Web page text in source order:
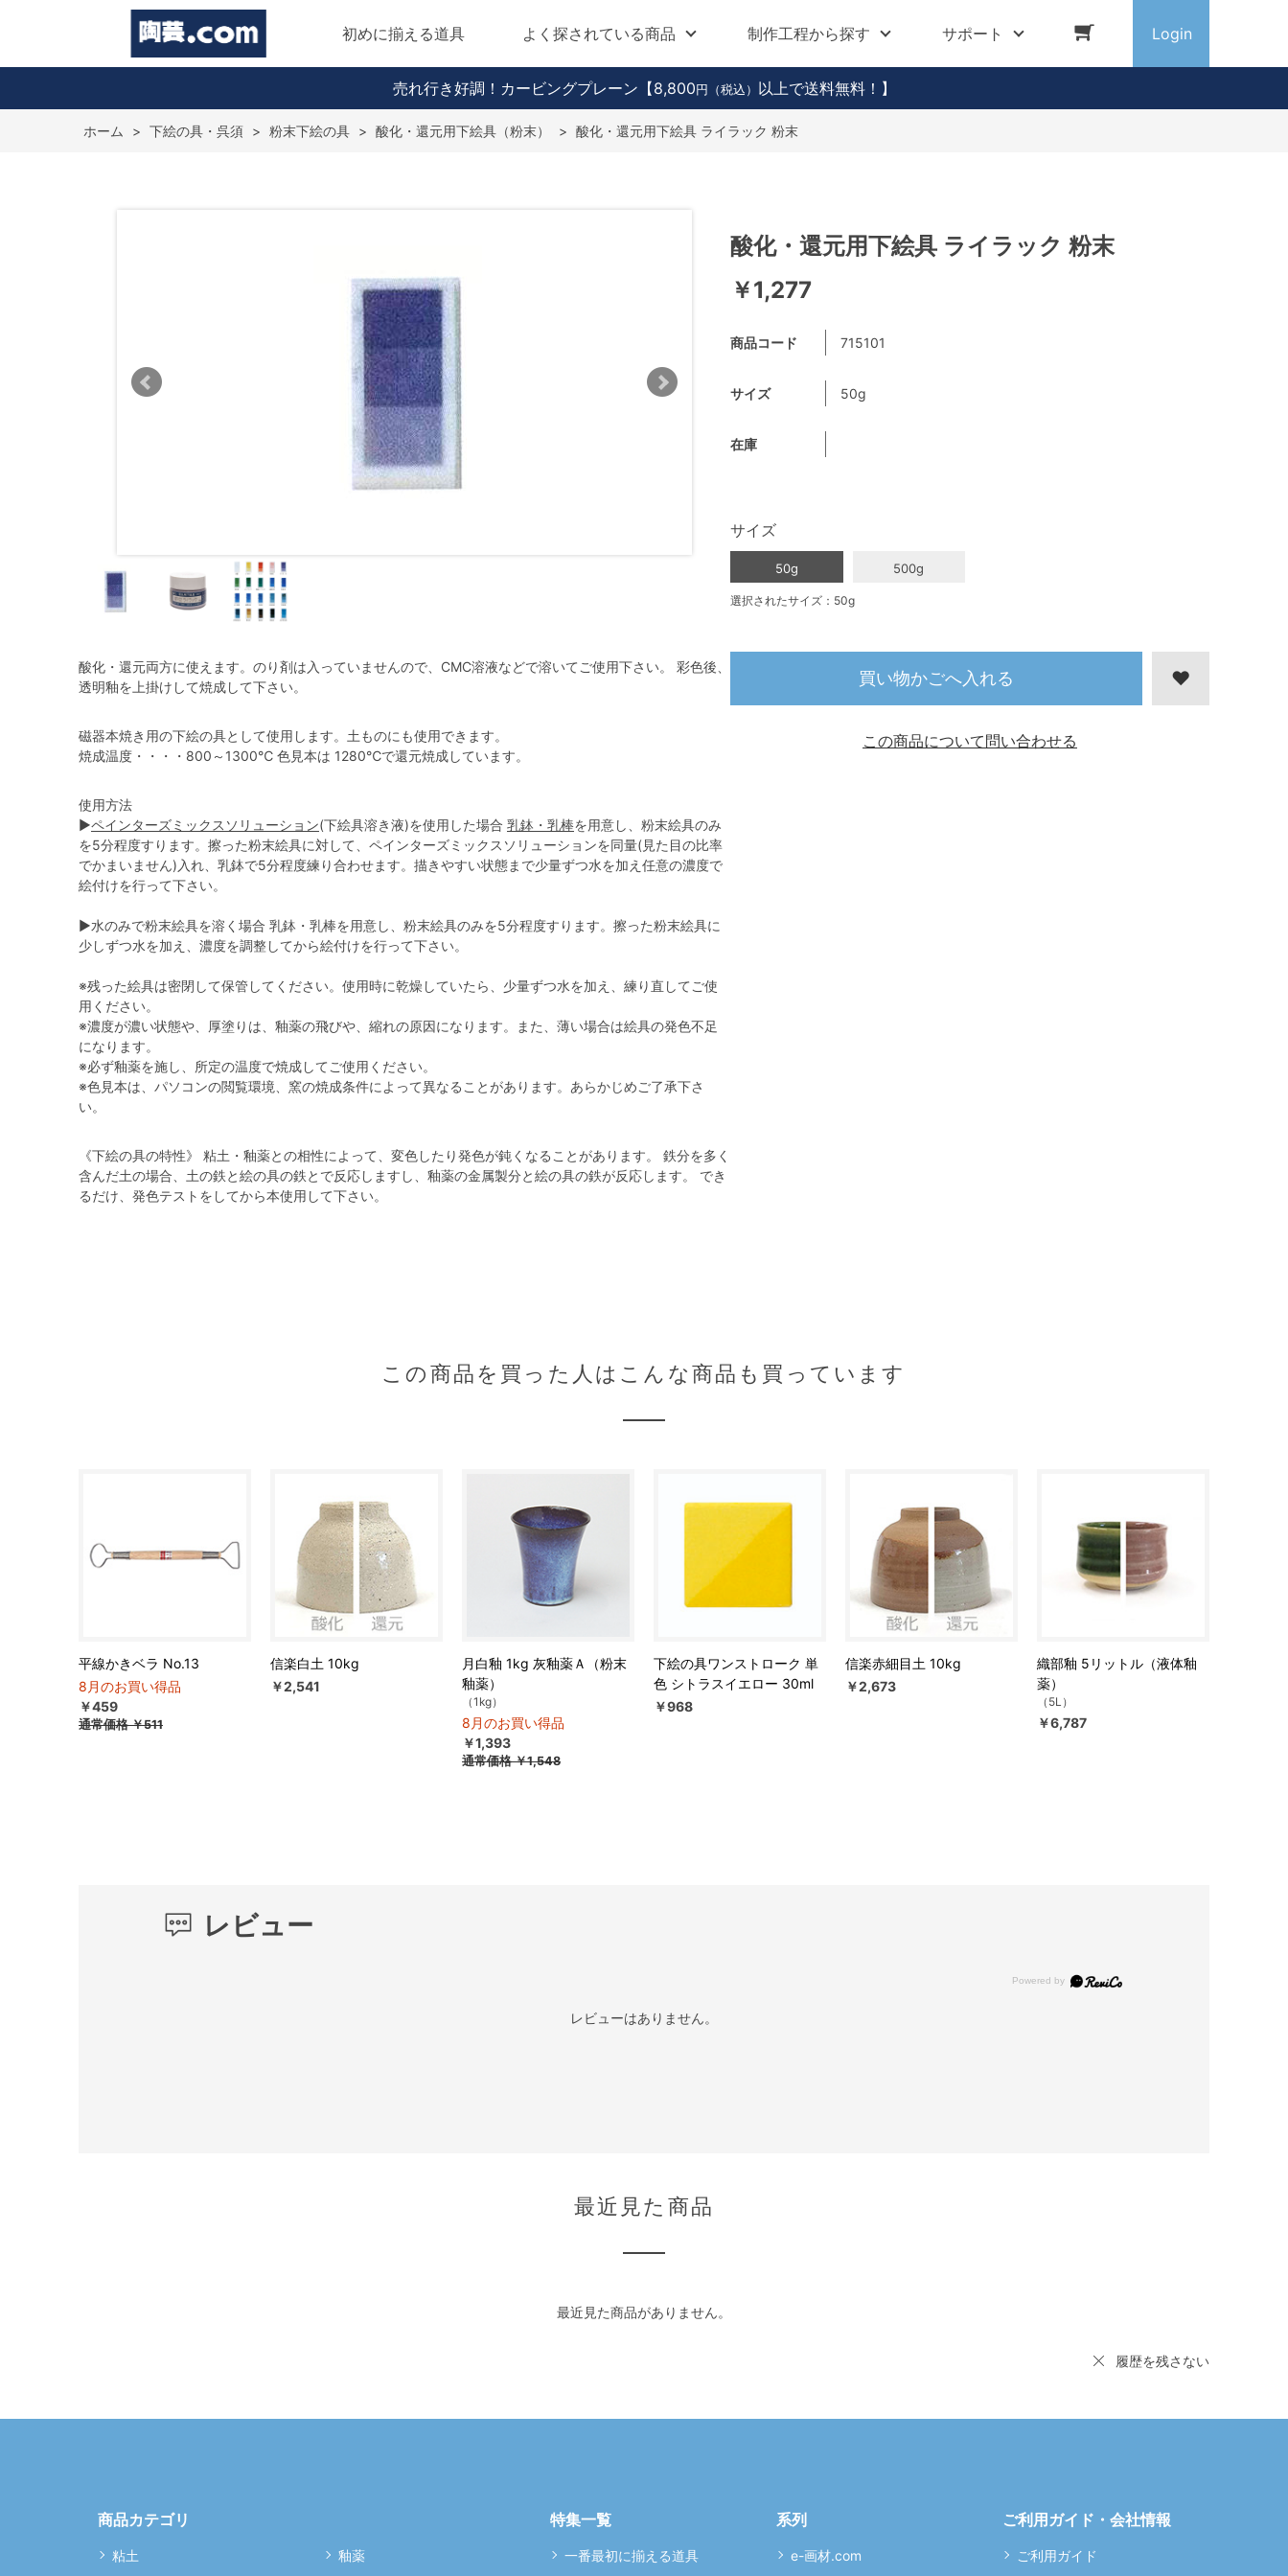
初めに揃える道具 よく探されている商品 制作工程から探す サポート Login
売れ行き好調！カービングプレーン 【8,800 円（税込） 以上で送料無料！】
ホーム > 下絵の具・呉須 > 粉末下絵の具 > 酸化・還元用下絵具（粉末） > 酸化・還元用下絵具 ライラック 粉末
酸化・還元両方に使えます。のり剤は入っていませんので、CMC溶液などで溶いてご使用下さい。 彩色後、
透明釉を上掛けして焼成して下さい。
磁器本焼き用の下絵の具として使用します。土ものにも使用できます。
焼成温度・・・・800～1300℃ 色見本は 1280℃で還元焼成しています。
使用方法
▶ペインターズミックスソリューション(下絵具溶き液)を使用した場合 乳鉢・乳棒を用意し、粉末絵具のみ
を5分程度すります。擦った粉末絵具に対して、ペインターズミックスソリューションを同量(見た目の比率
でかまいません)入れ、乳鉢で5分程度練り合わせます。描きやすい状態まで少量ずつ水を加え任意の濃度で
絵付けを行って下さい。
▶水のみで粉末絵具を溶く場合 乳鉢・乳棒を用意し、粉末絵具のみを5分程度すります。擦った粉末絵具に
少しずつ水を加え、濃度を調整してから絵付けを行って下さい。
※残った絵具は密閉して保管してください。使用時に乾燥していたら、少量ずつ水を加え、練り直してご使
用ください。
※濃度が濃い状態や、厚塗りは、釉薬の飛びや、縮れの原因になります。また、薄い場合は絵具の発色不足
になります。
※必ず釉薬を施し、所定の温度で焼成してご使用ください。
※色見本は、パソコンの閲覧環境、窯の焼成条件によって異なることがあります。あらかじめご了承下さ
い。
《下絵の具の特性》 粘土・釉薬との相性によって、変色したり発色が鈍くなることがあります。 鉄分を多く
含んだ土の場合、土の鉄と絵の具の鉄とで反応しますし、釉薬の金属製分と絵の具の鉄が反応します。 でき
るだけ、発色テストをしてから本使用して下さい。
酸化・還元用下絵具 ライラック 粉末
￥1,277
商品コード 715101
サイズ 50g
在庫
サイズ
50g 500g
選択されたサイズ：50g
買い物かごへ入れる
この商品について問い合わせる
この商品を買った人はこんな商品も買っています
平線かきベラ No.13
8月のお買い得品
￥459
通常価格￥511
信楽白土 10kg
￥2,541
月白釉 1kg 灰釉薬Ａ（粉末
釉薬）
（1kg）
8月のお買い得品
￥1,393
通常価格￥1,548
下絵の具ワンストローク 単
色 シトラスイエロー 30ml
￥968
信楽赤細目土 10kg
￥2,673
織部釉 5リットル（液体釉
薬）
（5L）
￥6,787
レビュー
レビューはありません。
最近見た商品
最近見た商品がありません。
履歴を残さない
商品カテゴリ
粘土
釉薬
特集一覧
一番最初に揃える道具
系列
e-画材.com
ご利用ガイド・会社情報
ご利用ガイド